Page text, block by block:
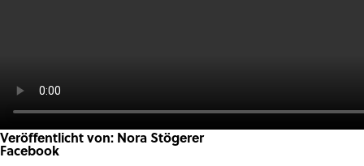
Veröffentlicht von: Nora Stögerer
Facebook